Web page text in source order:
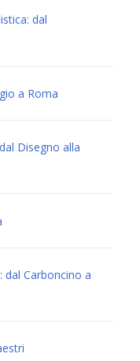
dal
a Roma
Disegno alla
dal Carboncino a